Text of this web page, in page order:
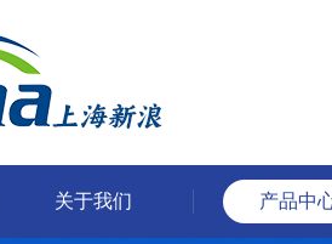
关于我们 产品中